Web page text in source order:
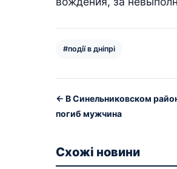
#події в дніпрі
← В Синельниковском
погиб мужчина
Схожі новини